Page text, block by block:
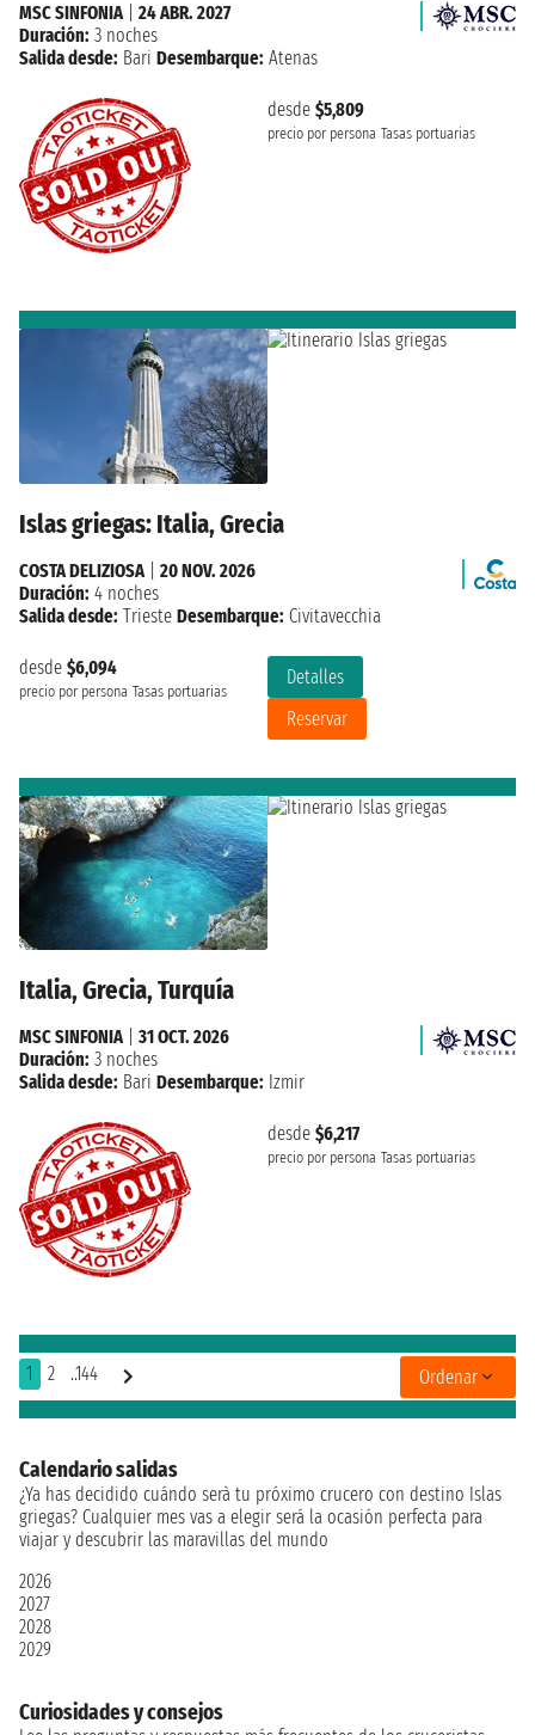
desde $5,809
precio por persona Tasas portuarias
MSC SINFONIA| 24 ABR. 2027
Duración: 3 noches
Salida desde: Bari Desembarque: Atenas
Islas griegas: Italia, Grecia
desde $6,094
precio por persona Tasas portuarias
Detalles
Reservar
COSTA DELIZIOSA| 20 NOV. 2026
Duración: 4 noches
Salida desde: Trieste Desembarque: Civitavecchia
Italia, Grecia, Turquía
desde $6,217
precio por persona Tasas portuarias
MSC SINFONIA| 31 OCT. 2026
Duración: 3 noches
Salida desde: Bari Desembarque: Izmir
1 2 ..144 Ordenar
Calendario salidas
¿Ya has decidido cuándo serà tu próximo crucero con destino Islas
griegas? Cualquier mes vas a elegir será la ocasión perfecta para
viajar y descubrir las maravillas del mundo
2026
2027
2028
2029
Curiosidades y consejos